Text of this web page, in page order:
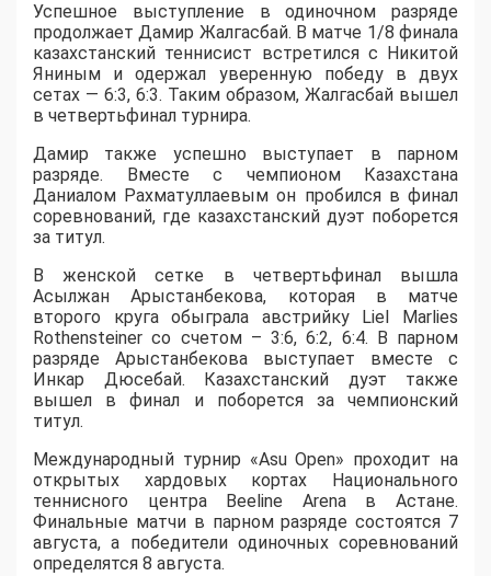
Успешное выступление в одиночном разряде
продолжает Дамир Жалгасбай. В матче 1/8 финала
казахстанский теннисист встретился с Никитой
Яниным и одержал уверенную победу в двух
сетах — 6:3, 6:3. Таким образом, Жалгасбай вышел
в четвертьфинал турнира.
Дамир также успешно выступает в парном
разряде. Вместе с чемпионом Казахстана
Даниалом Рахматуллаевым он пробился в финал
соревнований, где казахстанский дуэт поборется
за титул.
В женской сетке в четвертьфинал вышла
Асылжан Арыстанбекова, которая в матче
второго круга обыграла австрийку Liel Marlies
Rothensteiner со счетом – 3:6, 6:2, 6:4. В парном
разряде Арыстанбекова выступает вместе с
Инкар Дюсебай. Казахстанский дуэт также
вышел в финал и поборется за чемпионский
титул.
Международный турнир «Asu Open» проходит на
открытых хардовых кортах Национального
теннисного центра Beeline Arena в Астане.
Финальные матчи в парном разряде состоятся 7
августа, а победители одиночных соревнований
определятся 8 августа.